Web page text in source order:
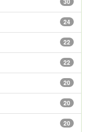
24
22
22
20
20
20